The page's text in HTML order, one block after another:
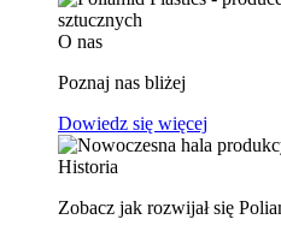
O nas
Poznaj nas bliżej
Dowiedz się więcej
Historia
Zobacz jak rozwijał się